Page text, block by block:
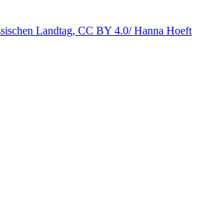
Landtag, CC BY 4.0/ Hanna Hoeft